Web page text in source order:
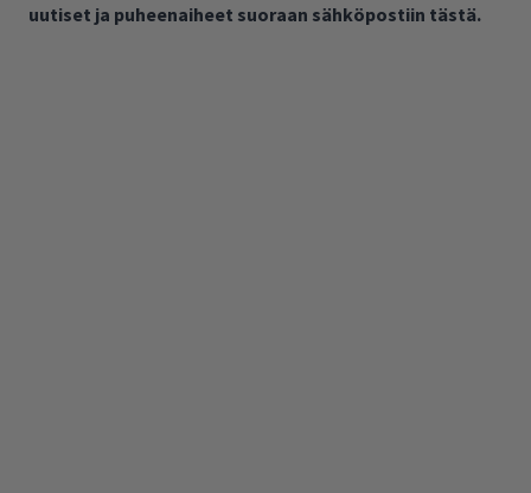
uutiset ja puheenaiheet suoraan sähköpostiin tästä.